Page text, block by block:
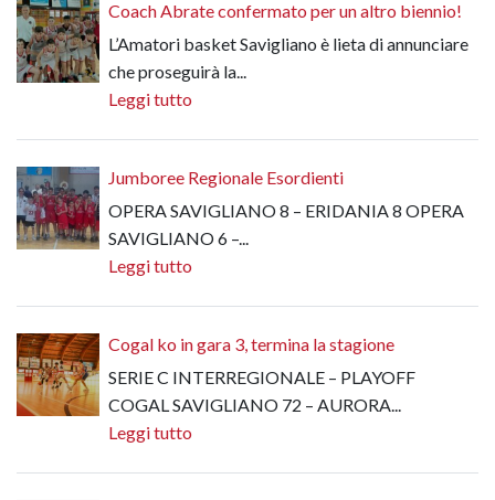
Coach Abrate confermato per un altro biennio!
L’Amatori basket Savigliano è lieta di annunciare
che proseguirà la...
Leggi tutto
Jumboree Regionale Esordienti
OPERA SAVIGLIANO 8 – ERIDANIA 8 OPERA
SAVIGLIANO 6 –...
Leggi tutto
Cogal ko in gara 3, termina la stagione
SERIE C INTERREGIONALE – PLAYOFF
COGAL SAVIGLIANO 72 – AURORA...
Leggi tutto